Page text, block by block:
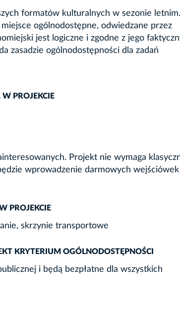
formatów kulturalnych w sezonie
ogólnodostępne, odwiedzane przez
jest logiczne i zgodne z jego
zasadzie ogólnodostępności dla zadań
PROJEKCIE
Projekt nie wymaga
wprowadzenie darmowych wejściówek
PROJEKCIE
skrzynie transportowe
KRYTERIUM OGÓLNODOSTĘPNOŚCI
i będą bezpłatne dla wszystkich